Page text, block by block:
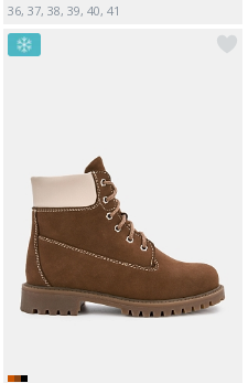
36, 37, 38, 39, 40, 41